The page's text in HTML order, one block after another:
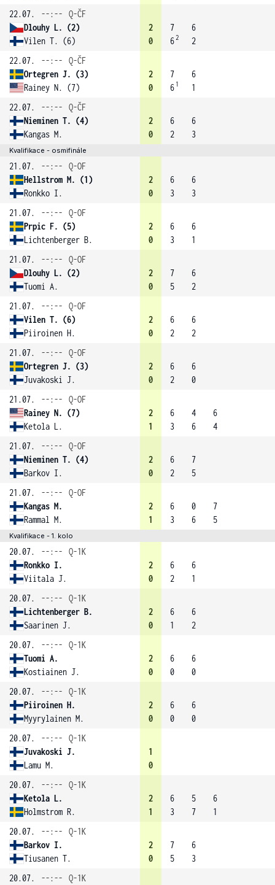
22.07.
--:--
Q-ČF
Dlouhy L. (2)
Vilen T. (6)
2
0
7
62
6
2
22.07.
--:--
Q-ČF
Ortegren J. (3)
Rainey N. (7)
2
0
7
6 1
6
1
22.07.
--:--
Q-ČF
Nieminen T. (4)
Kangas M.
2
0
6
2
6
3
Kvalifikace - osmifinále
21.07. --:--
Q-OF
Hellstrom M. (1)
Ronkko I.
2
0
6
3
6
3
21.07.
--:--
Q-OF
Prpic F. (5)
Lichtenberger B.
2
0
6
3
6
1
21.07.
--:--
Q-OF
Dlouhy L. (2)
Tuomi A.
2
0
7
5
6
2
21.07.
--:--
Q-OF
Vilen T. (6)
Piiroinen H.
2
0
6
2
6
2
21.07.
--:--
Q-OF
Ortegren J. (3)
Juvakoski J.
2
0
6
2
6
0
21.07.
--:--
Q-OF
Rainey N. (7)
Ketola L.
2
1
6
3
4
6
6
4
21.07.
--:--
Q-OF
Nieminen T. (4)
Barkov I.
2
0
6
2
7
5
21.07.
--:--
Q-OF
Kangas M.
Rammal M.
2
1
6
3
0
6
7
5
Kvalifikace - 1. kolo
20.07. --:--
Q-1K
Ronkko I.
Viitala J.
2
0
6
2
6
1
20.07.
--:--
Q-1K
Lichtenberger B.
Saarinen J.
2
0
6
1
6
2
20.07.
--:--
Q-1K
Tuomi A.
Kostiainen J.
2
0
6
0
6
0
20.07.
--:--
Q-1K
Piiroinen H.
Myyrylainen M.
2
0
6
0
6
0
20.07.
--:--
Q-1K
Juvakoski J.
Lamu M.
1
0
20.07.
--:--
Q-1K
Ketola L.
Holmstrom R.
2
1
6
3
5
7
6
1
20.07.
--:--
Q-1K
Barkov I.
Tiusanen T.
2
0
7
5
6
3
20.07.
--:-- Q-1K